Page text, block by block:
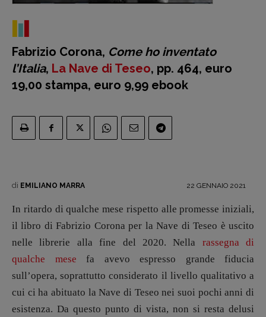
Primo Piano
Interviste
presente
Fumetti
Libro & Film
Pulp for kids
Opera prima
DOSSIER
12 dicembre
Fabrizio Corona, Come ho inventato
l’Italia, La Nave di Teseo, pp. 464, euro
19,00 stampa, euro 9,99 ebook
di EMILIANO MARRA 22 GENNAIO 2021
In ritardo di qualche mese rispetto alle promesse iniziali,
il libro di Fabrizio Corona per la Nave di Teseo è uscito
nelle librerie alla fine del 2020. Nella rassegna di
qualche mese fa avevo espresso grande fiducia
sull’opera, soprattutto considerato il livello qualitativo a
cui ci ha abituato la Nave di Teseo nei suoi pochi anni di
esistenza. Da questo punto di vista, non si resta delusi